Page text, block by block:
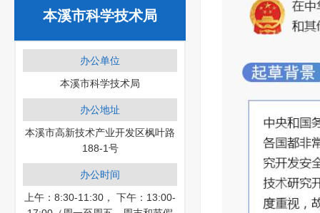
本溪市科学技术局
办公单位
本溪市科学技术局
办公地址
本溪市高新技术产业开发区枫叶路
188-1号
办公时间
上午：8:30-11:30， 下午：13:00-